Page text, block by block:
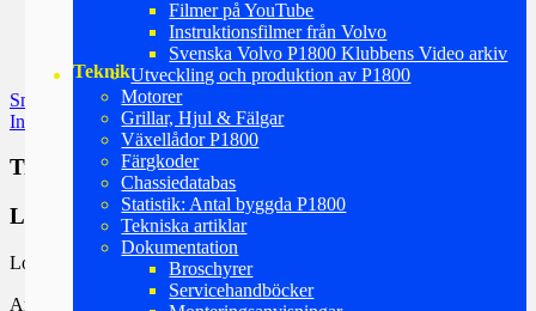
Filmer på YouTube
Instruktionsfilmer från Volvo
Svenska Volvo P1800 Klubbens Video arkiv
TeknikUtveckling och produktion av P1800
Motorer
Grillar, Hjul & Fälgar
Växellådor P1800
Färgkoder
Chassiedatabas
Statistik: Antal byggda P1800
Tekniska artiklar
Dokumentation
Broschyrer
Servicehandböcker
Inläggsnavigering
Smålandsträffen 2026
Info om Sommarträffen 2026 den 26 – 28 juni, Öland och Kalmar
Translate this site (Google)
Logga in
Logga in på webbplatsen.
Användarnamn